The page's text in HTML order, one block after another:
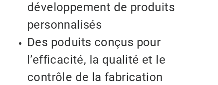
développement de produits
personnalisés
Des poduits conçus pour
l’efficacité, la qualité et le
contrôle de la fabrication